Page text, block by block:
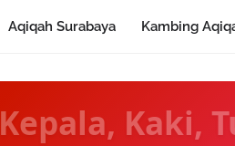
Aqiqah Surabaya Kambing
Kepala, Kaki,